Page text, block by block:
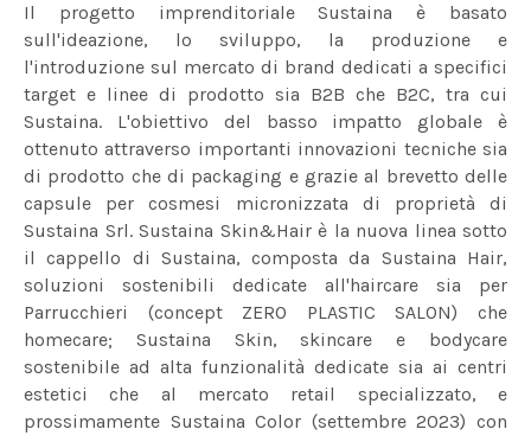
Il progetto imprenditoriale Sustaina è basato
sull'ideazione, lo sviluppo, la produzione e
l'introduzione sul mercato di brand dedicati a specifici
target e linee di prodotto sia B2B che B2C, tra cui
Sustaina. L'obiettivo del basso impatto globale è
ottenuto attraverso importanti innovazioni tecniche sia
di prodotto che di packaging e grazie al brevetto delle
capsule per cosmesi micronizzata di proprietà di
Sustaina Srl. Sustaina Skin&Hair è la nuova linea sotto
il cappello di Sustaina, composta da Sustaina Hair,
soluzioni sostenibili dedicate all'haircare sia per
Parrucchieri (concept ZERO PLASTIC SALON) che
homecare; Sustaina Skin, skincare e bodycare
sostenibile ad alta funzionalità dedicate sia ai centri
estetici che al mercato retail specializzato, e
prossimamente Sustaina Color (settembre 2023) con